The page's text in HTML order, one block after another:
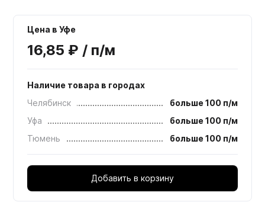
Цена в Уфе
16,85 ₽ / п/м
Наличие товара в городах
Челябинск
больше 100 п/м
Уфа
больше 100 п/м
Тюмень
больше 100 п/м
Добавить в корзину